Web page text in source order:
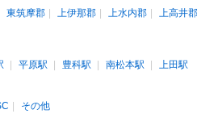
東筑摩郡 上伊那郡 上水内郡 上高井郡
平原駅 豊科駅 南松本駅
上田駅
その他